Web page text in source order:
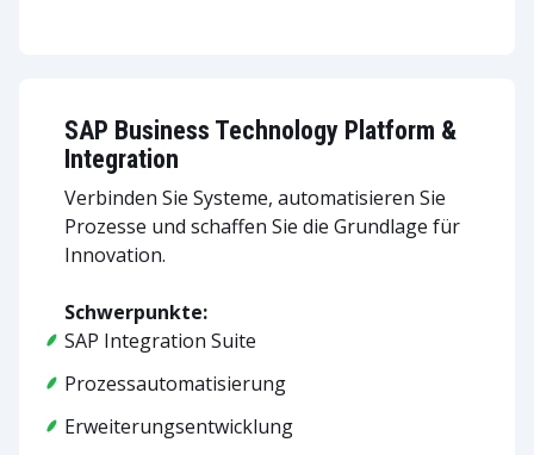
SAP Business Technology Platform &
Integration
Verbinden Sie Systeme, automatisieren Sie
Prozesse und schaffen Sie die Grundlage für
Innovation.
Schwerpunkte:
SAP Integration Suite
Prozessautomatisierung
Erweiterungsentwicklung